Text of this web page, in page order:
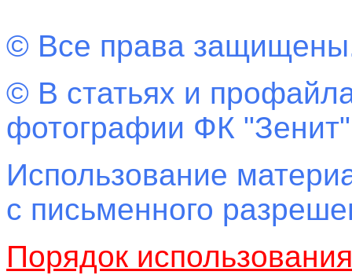
© Все права
© В статьях и
фотографии ФК
Использование
с письменного
Порядок